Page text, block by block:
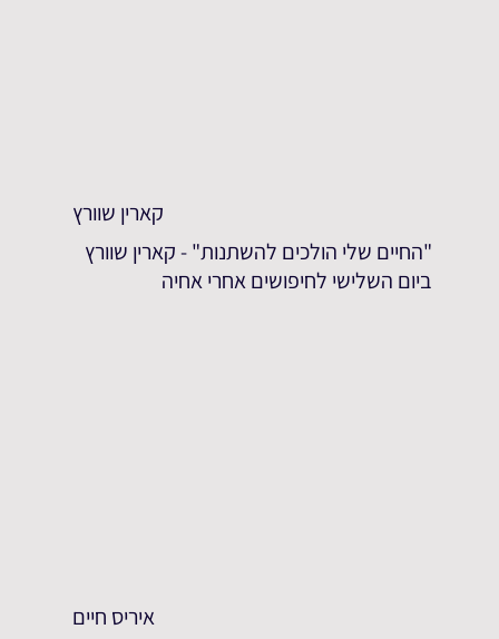
קארין שוורץ
"החיים שלי הולכים להשתנות" - קארין שוורץ
ביום השלישי לחיפושים אחרי אחיה
איריס חיים